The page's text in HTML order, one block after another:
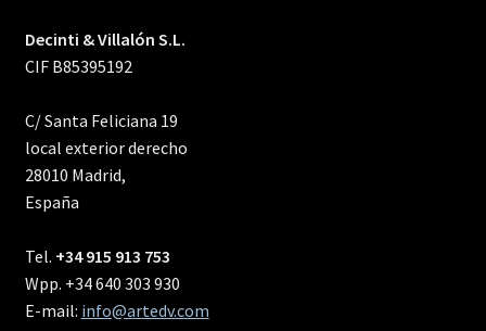
Decinti & Villalón S.L.
CIF B85395192
C/ Santa Feliciana 19
local exterior derecho
28010 Madrid,
España
Tel. +34 915 913 753
Wpp. +34 640 303 930
E-mail: info@artedv.com